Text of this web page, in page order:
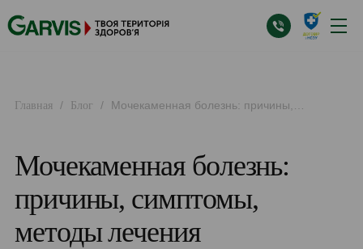
Главная / Блог /
Мочекаменная болезнь: причины,
Мочекаменная болезнь:
причины, симптомы,
методы лечения